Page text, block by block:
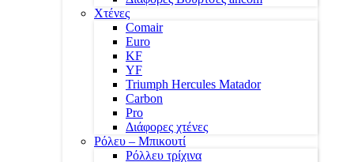
Χτένες
Comair
Euro
KF
YF
Triumph Hercules Matador
Carbon
Pro
Διάφορες χτένες
Ρόλευ – Μπικουτί
Ρόλλευ τρίχινα